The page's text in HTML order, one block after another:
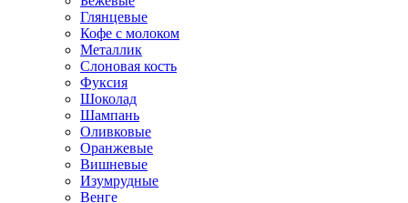
Глянцевые
Кофе с молоком
Металлик
Слоновая кость
Фуксия
Шоколад
Шампань
Оливковые
Оранжевые
Вишневые
Изумрудные
Венге